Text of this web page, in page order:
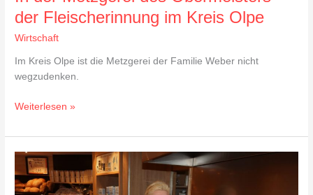
der Fleischerinnung im Kreis Olpe
Wirtschaft
Im Kreis Olpe ist die Metzgerei der Familie Weber nicht
wegzudenken.
Weiterlesen »
Zu
Besuch
in